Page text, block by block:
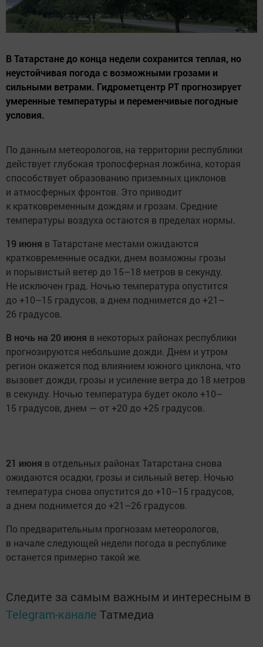
В Татарстане до конца недели сохранится теплая, но
неустойчивая погода с возможными грозами и
сильными ветрами. Гидрометцентр РТ прогнозирует
умеренные температуры и переменчивые погодные
условия.
По данным метеорологов, на территории республики
действует глубокая тропосферная ложбина, которая
способствует образованию приземных циклонов
и атмосферных фронтов. Это приводит
к кратковременным дождям и грозам. Средние
температуры воздуха остаются в пределах нормы.
19 июня в Татарстане местами ожидаются
кратковременные осадки, днем возможны грозы
и порывистый ветер до 15–18 метров в секунду.
Не исключен град. Ночью температура опустится
до +10–15 градусов, а днем поднимется до +21–
26 градусов.
В ночь на 20 июня в некоторых районах республики
прогнозируются небольшие дожди. Днем и утром
регион окажется под влиянием южного циклона, что
вызовет дожди, грозы и усиление ветра до 18 метров
в секунду. Ночью температура будет около +10–
15 градусов, днем — от +20 до +25 градусов.
21 июня в отдельных районах Татарстана снова
ожидаются осадки, грозы и сильный ветер. Ночью
температура снова опустится до +10–15 градусов,
а днем поднимется до +21–26 градусов.
По предварительным прогнозам метеорологов,
в начале следующей недели погода в республике
останется примерно такой же.
Следите за самым важным и интересным в
Telegram-канале Татмедиа